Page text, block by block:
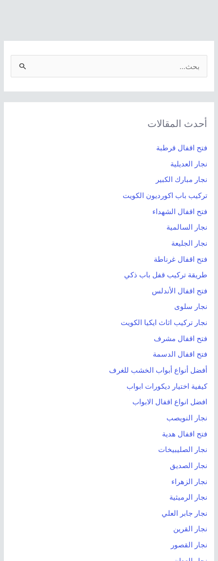
ث
ن
:
أحدث المقالات
فتح اقفال قرطبة
نجار العديلية
نجار مبارك الكبير
تركيب باب اكورديون الكويت
فتح اقفال الشهداء
نجار السالمية
نجار الجليعة
فتح اقفال غرناطة
طريقة تركيب قفل باب ذكي
فتح اقفال الأندلس
نجار سلوى
نجار تركيب اثاث ايكيا الكويت
فتح اقفال مشرف
فتح اقفال الدسمة
أفضل أنواع أبواب الخشب للغرف
كيفية اختيار ديكورات ابواب
افضل انواع اقفال الابواب
نجار النويصب
فتح اقفال هدية
نجار الصليبيخات
نجار الصديق
نجار الزهراء
نجار الرميثية
نجار جابر العلي
نجار القرين
نجار القصور